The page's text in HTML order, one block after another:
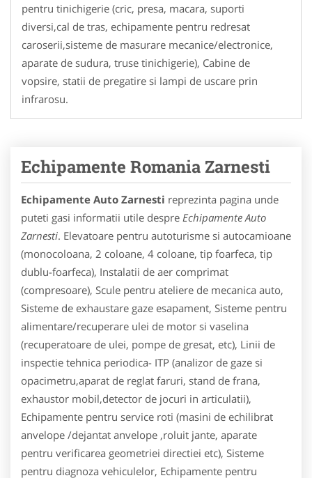
pentru tinichigerie (cric, presa, macara, suporti
diversi,cal de tras, echipamente pentru redresat
caroserii,sisteme de masurare mecanice/electronice,
aparate de sudura, truse tinichigerie), Cabine de
vopsire, statii de pregatire si lampi de uscare prin
infrarosu.
Echipamente Romania Zarnesti
Echipamente Auto Zarnesti reprezinta pagina unde
puteti gasi informatii utile despre Echipamente Auto
Zarnesti. Elevatoare pentru autoturisme si autocamioane
(monocoloana, 2 coloane, 4 coloane, tip foarfeca, tip
dublu-foarfeca), Instalatii de aer comprimat
(compresoare), Scule pentru ateliere de mecanica auto,
Sisteme de exhaustare gaze esapament, Sisteme pentru
alimentare/recuperare ulei de motor si vaselina
(recuperatoare de ulei, pompe de gresat, etc), Linii de
inspectie tehnica periodica- ITP (analizor de gaze si
opacimetru,aparat de reglat faruri, stand de frana,
exhaustor mobil,detector de jocuri in articulatii),
Echipamente pentru service roti (masini de echilibrat
anvelope /dejantat anvelope ,roluit jante, aparate
pentru verificarea geometriei directiei etc), Sisteme
pentru diagnoza vehiculelor, Echipamente pentru